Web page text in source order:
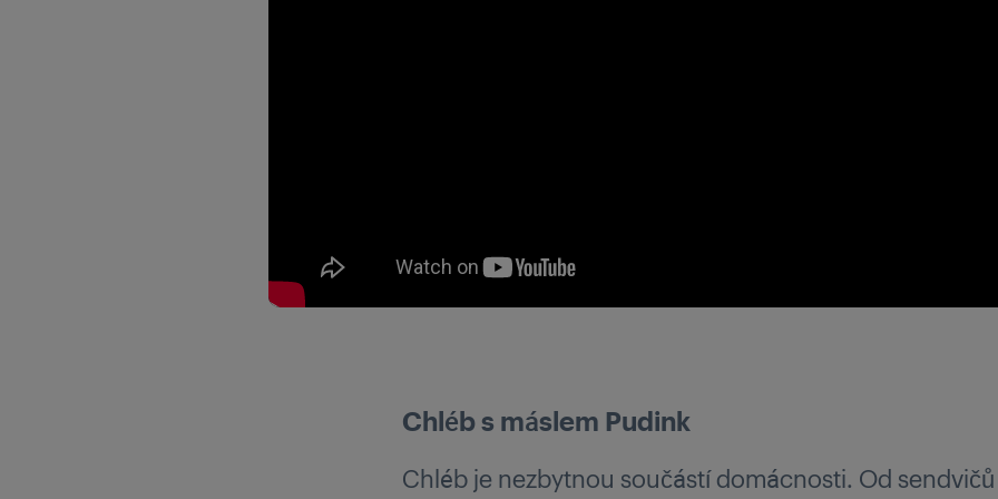
Chléb s máslem Pudink
Chléb je nezbytnou součástí domácnosti. Od